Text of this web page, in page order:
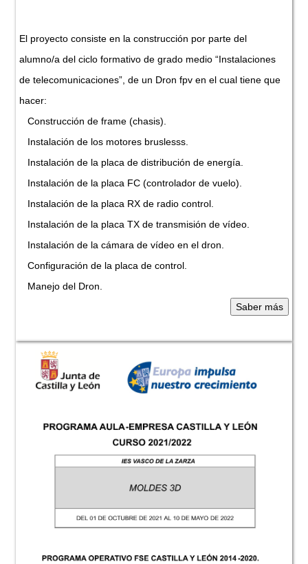
El proyecto consiste en la construcción por parte del
alumno/a del ciclo formativo de grado medio “Instalaciones
de telecomunicaciones”, de un Dron fpv en el cual tiene que
hacer:
Construcción de frame (chasis).
Instalación de los motores bruslesss.
Instalación de la placa de distribución de energía.
Instalación de la placa FC (controlador de vuelo).
Instalación de la placa RX de radio control.
Instalación de la placa TX de transmisión de vídeo.
Instalación de la cámara de vídeo en el dron.
Configuración de la placa de control.
Manejo del Dron.